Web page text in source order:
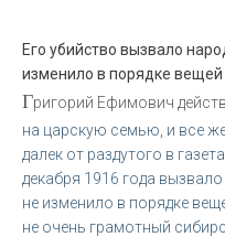
Его убийство вызвало
изменило в порядке вещей
Григорий Ефимович
на царскую семью, и все
далек от раздутого в
декабря 1916 года
не изменило в порядке
не очень грамотный